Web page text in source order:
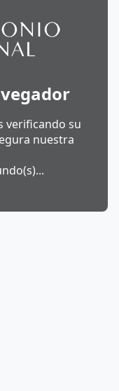
verificando su
nuestra